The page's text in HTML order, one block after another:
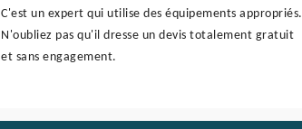
C'est un expert qui utilise des équipements appropriés.
N'oubliez pas qu'il dresse un devis totalement gratuit
et sans engagement.